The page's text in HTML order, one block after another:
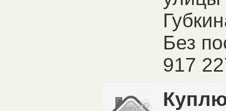
Без
917